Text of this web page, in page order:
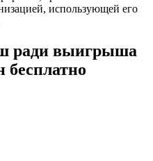
использующей его
ради выигрыша
бесплатно